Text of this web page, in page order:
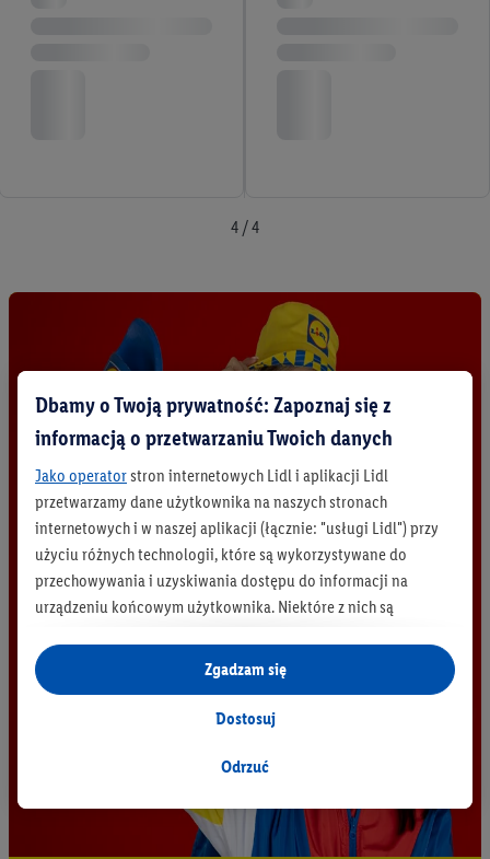
4 / 4
Dbamy o Twoją prywatność: Zapoznaj się z
informacją o przetwarzaniu Twoich danych
Jako operatorstron internetowych Lidl i aplikacji Lidl
przetwarzamy dane użytkownika na naszych stronach
internetowych i w naszej aplikacji (łącznie: "usługi Lidl") przy
użyciu różnych technologii, które są wykorzystywane do
przechowywania i uzyskiwania dostępu do informacji na
urządzeniu końcowym użytkownika. Niektóre z nich są
są za zgodą użytkownika - również przez partnerów (
jako odrębnych
administratorów lub współadministratorów
danych osobowych; w związku z IAB TCF łącznie
generowania statystyk lub prezentowania
Przetwarzanie danych na potrzeby personalizacji reklam
odbywa się w celu kontrolowania naszych własnych reklam i
Odrzuć
Dostosuj
Zgadzam się